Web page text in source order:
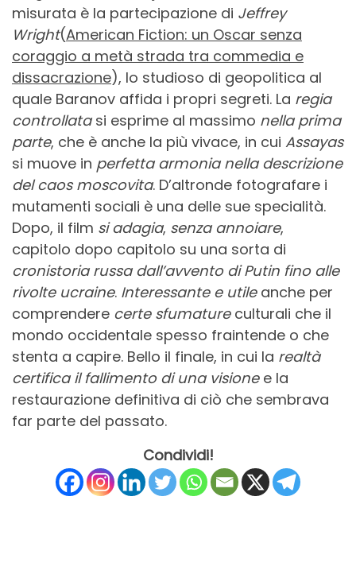
misurata è la partecipazione di Jeffrey
Wright(American Fiction: un Oscar senza
coraggio a metà strada tra commedia e
dissacrazione), lo studioso di geopolitica al
quale Baranov affida i propri segreti. La regia
controllatasi esprime al massimo nella prima
parte, che è anche la più vivace, in cui Assayas
si muove in perfetta armonia nella descrizione
del caos moscovita. D’altronde fotografare i
mutamenti sociali è una delle sue specialità.
Dopo, il film si adagia, senza annoiare,
capitolo dopo capitolo su una sorta di
cronistoria russa dall’avvento di Putin fino alle
rivolte ucraine. Interessante e utileanche per
comprendere certe sfumatureculturali che il
mondo occidentale spesso fraintende o che
stenta a capire. Bello il finale, in cui la realtà
certifica il fallimento di una visionee la
restaurazione definitiva di ciò che sembrava
far parte del passato.
Condividi!